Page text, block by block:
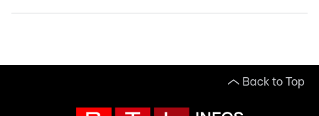
Back to Top